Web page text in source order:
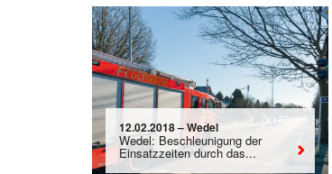
12.02.2018 – Wedel
Wedel: Beschleunigung der
Einsatzzeiten durch das...